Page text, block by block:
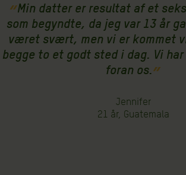
Min datter er resultat af et
som begyndte, da jeg var 13 år
været svært, men vi er kommet
begge to et godt sted i dag. Vi
foran os.
Jennifer
21 år, Guatemala